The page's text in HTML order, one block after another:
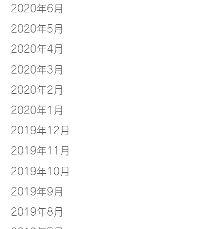
2020年6月
2020年5月
2020年4月
2020年3月
2020年2月
2020年1月
2019年12月
2019年11月
2019年10月
2019年9月
2019年8月